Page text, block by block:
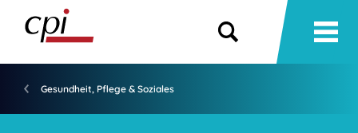
Gesundheit, Pflege & Soziales